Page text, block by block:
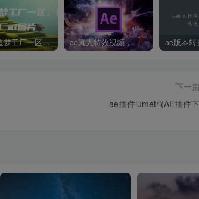
ai明星造梦工厂一区，明星造梦工厂ai图片 ae真人特效视频，大学生第一次做ppt怎么做
下一
ae插件lumetri(AE插件